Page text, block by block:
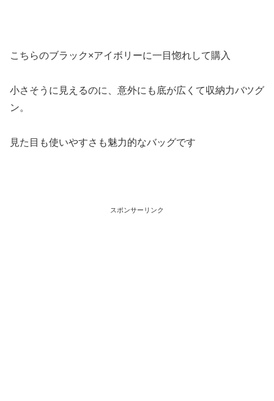
こちらのブラック×アイボリーに一目惚れして購入
小さそうに見えるのに、意外にも底が広くて収納力バツグ
ン。
見た目も使いやすさも魅力的なバッグです
スポンサーリンク